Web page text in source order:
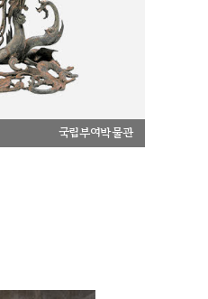
국립부여박물관